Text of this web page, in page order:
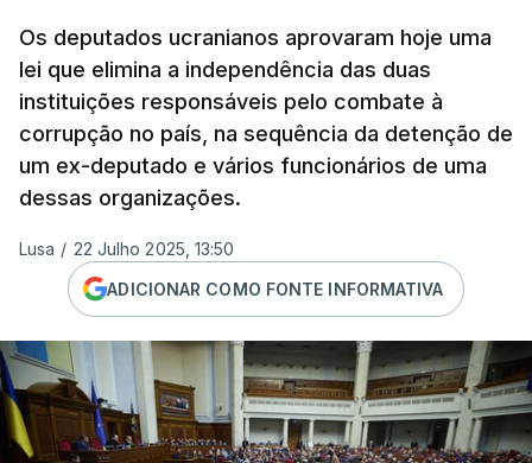
Os deputados ucranianos aprovaram hoje uma
lei que elimina a independência das duas
instituições responsáveis pelo combate à
corrupção no país, na sequência da detenção de
um ex-deputado e vários funcionários de uma
dessas organizações.
Lusa / 22 Julho 2025, 13:50
ADICIONAR COMO FONTE INFORMATIVA